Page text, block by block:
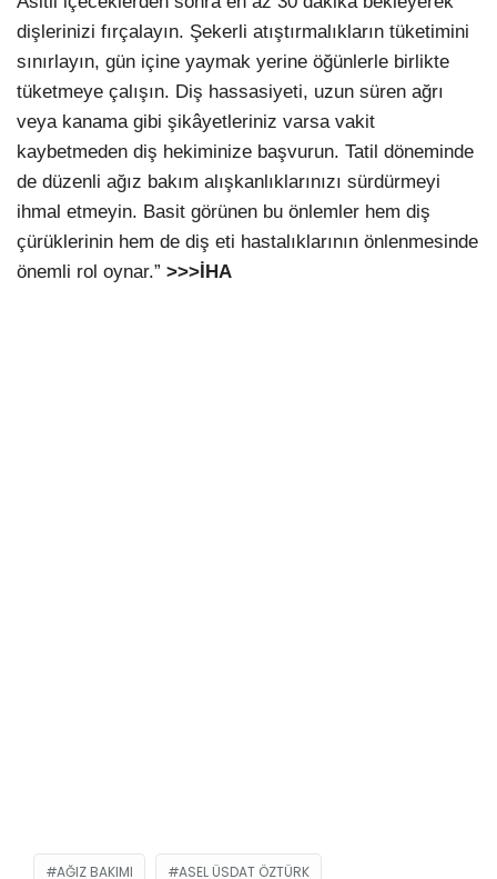
dişlerinizi fırçalayın. Şekerli atıştırmalıkların tüketimini
sınırlayın, gün içine yaymak yerine öğünlerle birlikte
tüketmeye çalışın. Diş hassasiyeti, uzun süren ağrı
veya kanama gibi şikâyetleriniz varsa vakit
kaybetmeden diş hekiminize başvurun. Tatil döneminde
de düzenli ağız bakım alışkanlıklarınızı sürdürmeyi
ihmal etmeyin. Basit görünen bu önlemler hem diş
çürüklerinin hem de diş eti hastalıklarının önlenmesinde
önemli rol oynar.” >>>İHA
AĞIZ BAKIMI ASEL ÜSDAT ÖZTÜRK